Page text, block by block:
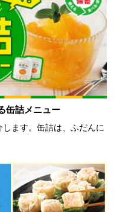
缶詰メニュー
ます。缶詰は、ふだんに